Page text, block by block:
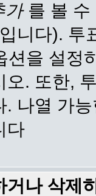
가를 볼 수
니다).
션을 설정
. 또한,
. 나열 가
다
거나 삭제